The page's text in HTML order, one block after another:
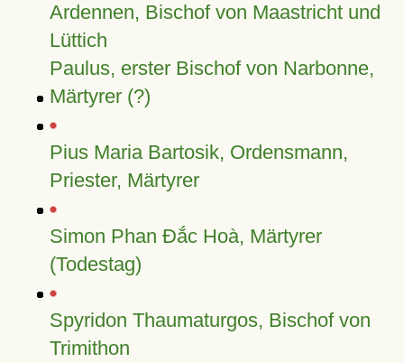
Ardennen, Bischof von Maastricht und
Lüttich
Paulus, erster Bischof von Narbonne,
Märtyrer (?)
Pius Maria Bartosik, Ordensmann,
Priester, Märtyrer
Simon Phan Đắc Hoà, Märtyrer
(Todestag)
Spyridon Thaumaturgos, Bischof von
Trimithon